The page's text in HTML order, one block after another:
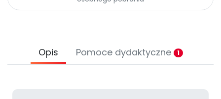
Opis Pomoce dydaktyczne 1